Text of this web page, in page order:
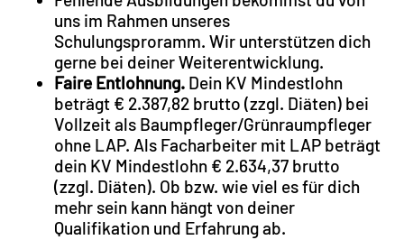
uns im Rahmen unseres
Schulungsproramm. Wir unterstützen dich
gerne bei deiner Weiterentwicklung.
Faire Entlohnung. Dein KV Mindestlohn
beträgt € 2.387,82 brutto (zzgl. Diäten) bei
Vollzeit als Baumpfleger/Grünraumpfleger
ohne LAP. Als Facharbeiter mit LAP beträgt
dein KV Mindestlohn € 2.634,37 brutto
(zzgl. Diäten). Ob bzw. wie viel es für dich
mehr sein kann hängt von deiner
Qualifikation und Erfahrung ab.